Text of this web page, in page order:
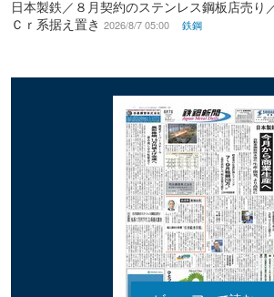
日本製鉄／８月契約のステンレス鋼板店売り
Ｃｒ系据え置き 2026/8/7 05:00 鉄鋼